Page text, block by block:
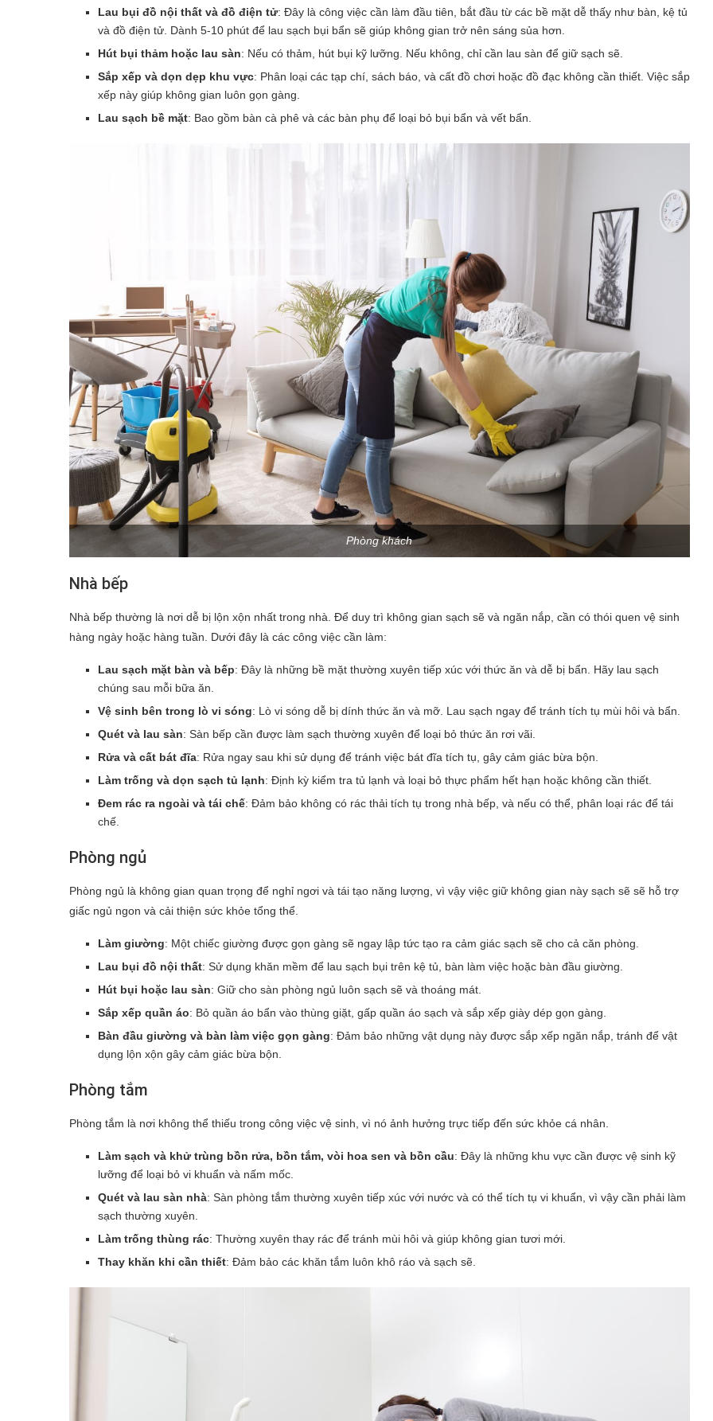
Lau bụi đồ nội thất và đồ điện tử: Đây là công việc cần làm đầu tiên, bắt đầu từ các bề mặt dễ thấy như bàn, kệ tủ
và đồ điện tử. Dành 5-10 phút để lau sạch bụi bẩn sẽ giúp không gian trở nên sáng sủa hơn.
Hút bụi thảm hoặc lau sàn: Nếu có thảm, hút bụi kỹ lưỡng. Nếu không, chỉ cần lau sàn để giữ sạch sẽ.
Sắp xếp và dọn dẹp khu vực: Phân loại các tạp chí, sách báo, và cất đồ chơi hoặc đồ đạc không cần thiết. Việc sắp
xếp này giúp không gian luôn gọn gàng.
Lau sạch bề mặt: Bao gồm bàn cà phê và các bàn phụ để loại bỏ bụi bẩn và vết bẩn.
Phòng khách
Nhà bếp
Nhà bếp thường là nơi dễ bị lộn xộn nhất trong nhà. Để duy trì không gian sạch sẽ và ngăn nắp, cần có thói quen vệ sinh
hàng ngày hoặc hàng tuần. Dưới đây là các công việc cần làm:
Lau sạch mặt bàn và bếp: Đây là những bề mặt thường xuyên tiếp xúc với thức ăn và dễ bị bẩn. Hãy lau sạch
chúng sau mỗi bữa ăn.
Vệ sinh bên trong lò vi sóng: Lò vi sóng dễ bị dính thức ăn và mỡ. Lau sạch ngay để tránh tích tụ mùi hôi và bẩn.
Quét và lau sàn: Sàn bếp cần được làm sạch thường xuyên để loại bỏ thức ăn rơi vãi.
Rửa và cất bát đĩa: Rửa ngay sau khi sử dụng để tránh việc bát đĩa tích tụ, gây cảm giác bừa bộn.
Làm trống và dọn sạch tủ lạnh: Định kỳ kiểm tra tủ lạnh và loại bỏ thực phẩm hết hạn hoặc không cần thiết.
Đem rác ra ngoài và tái chế: Đảm bảo không có rác thải tích tụ trong nhà bếp, và nếu có thể, phân loại rác để tái
chế.
Phòng ngủ
Phòng ngủ là không gian quan trọng để nghỉ ngơi và tái tạo năng lượng, vì vậy việc giữ không gian này sạch sẽ sẽ hỗ trợ
giấc ngủ ngon và cải thiện sức khỏe tổng thể.
Làm giường: Một chiếc giường được gọn gàng sẽ ngay lập tức tạo ra cảm giác sạch sẽ cho cả căn phòng.
Lau bụi đồ nội thất: Sử dụng khăn mềm để lau sạch bụi trên kệ tủ, bàn làm việc hoặc bàn đầu giường.
Hút bụi hoặc lau sàn: Giữ cho sàn phòng ngủ luôn sạch sẽ và thoáng mát.
Sắp xếp quần áo: Bỏ quần áo bẩn vào thùng giặt, gấp quần áo sạch và sắp xếp giày dép gọn gàng.
Bàn đầu giường và bàn làm việc gọn gàng: Đảm bảo những vật dụng này được sắp xếp ngăn nắp, tránh để vật
dụng lộn xộn gây cảm giác bừa bộn.
Phòng tắm
Phòng tắm là nơi không thể thiếu trong công việc vệ sinh, vì nó ảnh hưởng trực tiếp đến sức khỏe cá nhân.
Làm sạch và khử trùng bồn rửa, bồn tắm, vòi hoa sen và bồn cầu: Đây là những khu vực cần được vệ sinh kỹ
lưỡng để loại bỏ vi khuẩn và nấm mốc.
Quét và lau sàn nhà: Sàn phòng tắm thường xuyên tiếp xúc với nước và có thể tích tụ vi khuẩn, vì vậy cần phải làm
sạch thường xuyên.
Làm trống thùng rác: Thường xuyên thay rác để tránh mùi hôi và giúp không gian tươi mới.
Thay khăn khi cần thiết: Đảm bảo các khăn tắm luôn khô ráo và sạch sẽ.